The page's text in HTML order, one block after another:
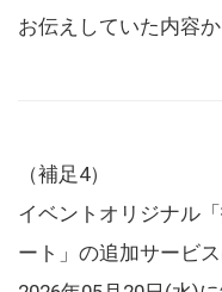
お伝えしていた内容
（補足4）
イベントオリジナル
ート」の追加サービ